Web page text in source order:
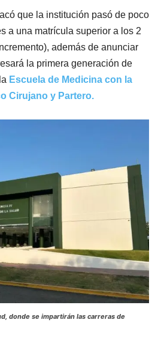
que la institución pasó de poco
a una matrícula superior a los 2
además de anunciar
la primera generación de
Escuela de Medicina con la
Cirujano y Partero.
donde se impartirán las carreras de